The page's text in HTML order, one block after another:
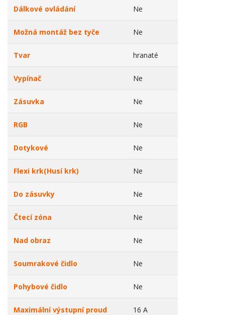
Dálkové ovládání Ne
Možná montáž bez tyče Ne
Tvar hranaté
Vypínač Ne
Zásuvka Ne
RGB Ne
Dotykové Ne
Flexi krk(Husí krk) Ne
Do zásuvky Ne
Čtecí zóna Ne
Nad obraz Ne
Soumrakové čidlo Ne
Pohybové čidlo Ne
Maximální výstupní proud 16 A